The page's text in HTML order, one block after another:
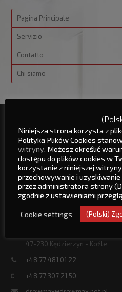
Pagina Principale
Servizio
Contatto
Chi siamo
Mappa del sito
Pagina Principale
Servizio
Contatto
Chi siamo
Drewmax Società a
47-230 Kędzierzyn - Koźle
+48 77 481 01 22
+48 77 307 21 50
Niniejsza strona korzysta z
Polityką Plików Cookies
witryny. Możesz określić
dostępu do plików cookies w
korzystanie z niniejszej
przechowywanie i
przez administratora strony
zgodnie z ustawieniami
Cookie settings (Polski)